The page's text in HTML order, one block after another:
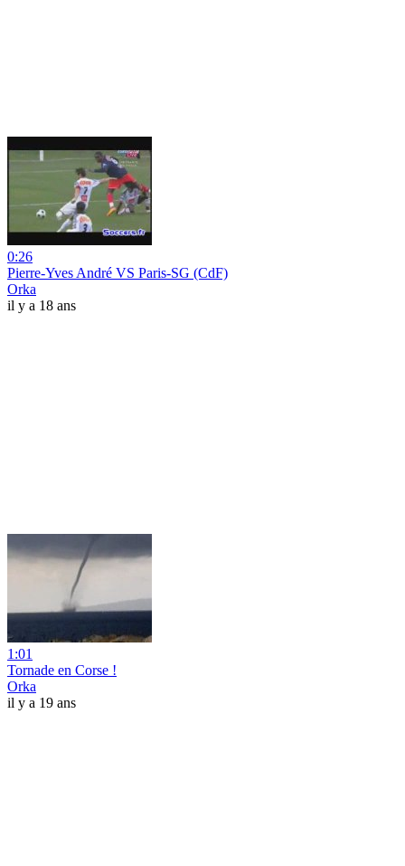
0:26
Pierre-Yves André VS Paris-SG (CdF)
Orka
il y a 18 ans
1:01
Tornade en Corse !
Orka
il y a 19 ans